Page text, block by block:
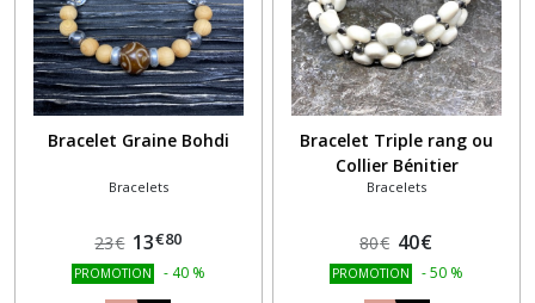
Bracelet Graine Bohdi
Bracelets
23€ 13€80
PROMOTION - 40 %
Bracelet Triple rang ou
Collier Bénitier
Bracelets
80€ 40€
PROMOTION -50 %